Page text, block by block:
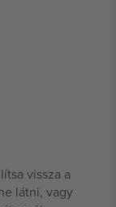
vissza a
látni, vagy